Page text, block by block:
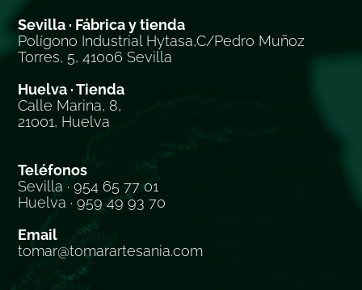
Sevilla · Fábrica y tienda
Polígono Industrial Hytasa,C/Pedro Muñoz
Torres, 5, 41006 Sevilla
Huelva · Tienda
Calle Marina, 8,
21001, Huelva
Teléfonos
Sevilla · 954 65 77 01
Huelva · 959 49 93 70
Email
tomar@tomarartesania.com